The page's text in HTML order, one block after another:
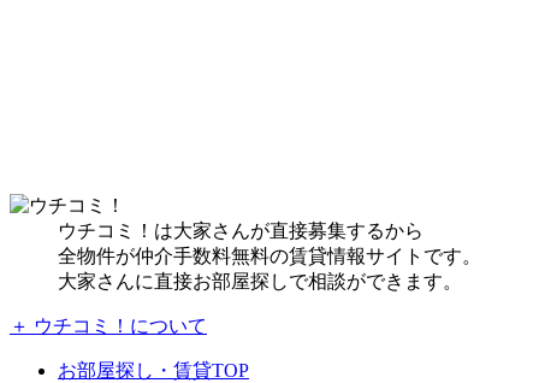
ウチコミ！は大家さんが直接募集するから
全物件が仲介手数料無料の賃貸情報サイトです。
大家さんに直接お部屋探しで相談ができます。
＋ ウチコミ！について
お部屋探し・賃貸TOP